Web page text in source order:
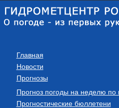
Главная
Новости
Прогнозы
Прогноз погоды на неделю по
Прогностические бюллетени